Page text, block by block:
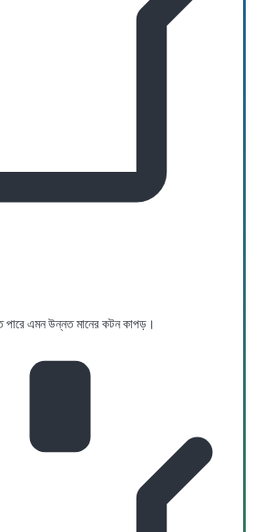
পারে এমন উন্নত মানের কটন কাপড়।